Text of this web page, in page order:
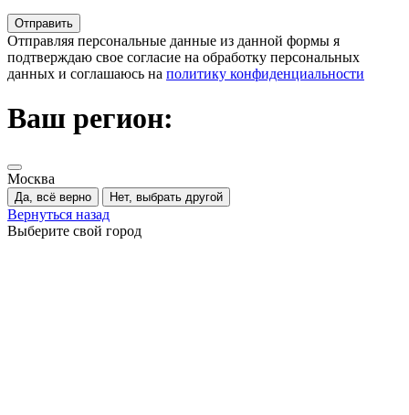
Отправляя персональные данные из данной формы я
подтверждаю свое согласие на обработку персональных
данных и соглашаюсь на политику конфиденциальности
Ваш регион:
Москва
Да, всё верно Нет, выбрать другой
Вернуться назад
Выберите свой город